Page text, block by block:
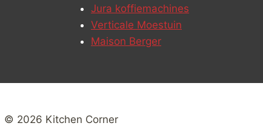
Jura koffiemachines
Verticale Moestuin
Maison Berger
© 2026 Kitchen Corner